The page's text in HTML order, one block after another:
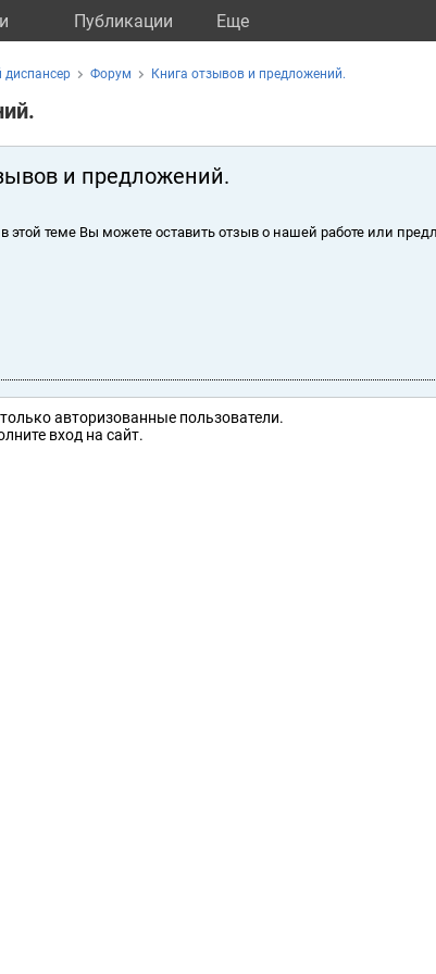
Публикации Eще
диспансер Форум Книга отзывов и предложений.
и предложений.
в этой теме Вы можете оставить отзыв о нашей работе или
авторизованные пользователи.
вход на сайт.